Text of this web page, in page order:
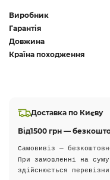
Виробник
Гарантія
Довжина
Країна походження
Доставка по Києву
Від1500 грн —
Самовивіз —
При замовленні на суму
здійснюється